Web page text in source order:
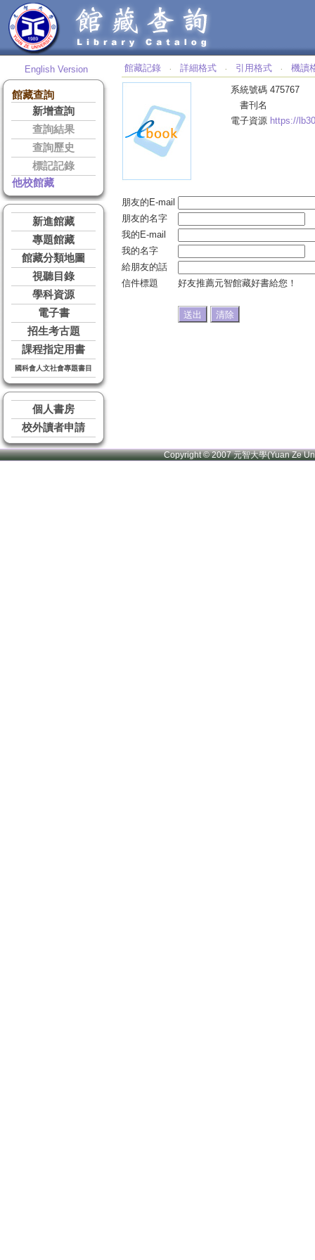
English Version
館藏查詢
新增查詢
查詢結果
查詢歷史
標記記錄
他校館藏
新進館藏
專題館藏
館藏分類地圖
視聽目錄
學科資源
電子書
招生考古題
課程指定用書
國科會人文社會專題書目
個人書房
校外讀者申請
館藏記錄 ‧ 詳細格式 ‧ 引用格式 ‧ 機讀
系統號碼 475767
書刊名
電子資源 https://
朋友的E-mail
朋友的名字
我的E-mail
我的名字
給朋友的話
信件標題
好友推薦元智館藏好書給您！
Copyright © 2007 元智大學(Yuan Ze